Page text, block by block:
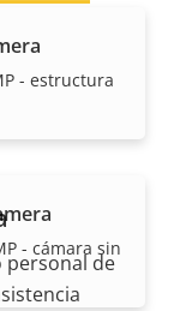
- estructura
- cámara sin
personal de